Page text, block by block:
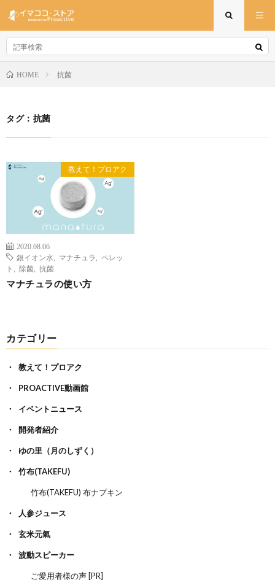
HOME 抗菌
タグ：抗菌
教えて！プロアク
2020.08.06
銀イオン水
マナチュラ
ペレッ
ト
除菌 抗菌
マナチュラの使い方
カテゴリー
教えて！プロアク
PROACTIVE動画館
イベントニュース
開発者紹介
ゆの里（月のしずく）
竹布(TAKEFU)
竹布(TAKEFU) 布ナプキン
人参ジュース
玄米元氣
波動スピーカー
ご愛用者様の声 [PR]